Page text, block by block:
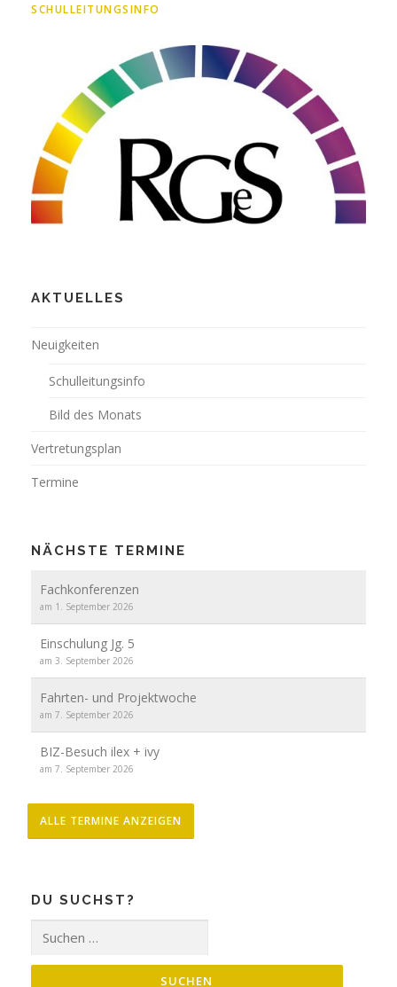
SCHULLEITUNGSINFO
AKTUELLES
Neuigkeiten
Schulleitungsinfo
Bild des Monats
Vertretungsplan
Termine
NÄCHSTE TERMINE
Fachkonferenzen
am 1. September 2026
Einschulung Jg. 5
am 3. September 2026
Fahrten- und Projektwoche
am 7. September 2026
BIZ-Besuch ilex + ivy
am 7. September 2026
ALLE TERMINE ANZEIGEN
DU SUCHST?
nach: